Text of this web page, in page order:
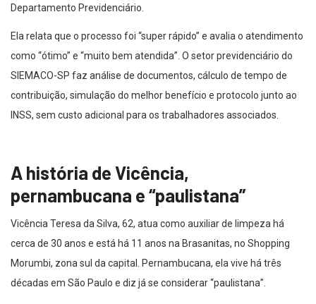
Departamento Previdenciário.
Ela relata que o processo foi “super rápido” e avalia o atendimento
como “ótimo” e “muito bem atendida”. O setor previdenciário do
SIEMACO-SP faz análise de documentos, cálculo de tempo de
contribuição, simulação do melhor benefício e protocolo junto ao
INSS, sem custo adicional para os trabalhadores associados.
A história de Vicência,
pernambucana e “paulistana”
Vicência Teresa da Silva, 62, atua como auxiliar de limpeza há
cerca de 30 anos e está há 11 anos na Brasanitas, no Shopping
Morumbi, zona sul da capital. Pernambucana, ela vive há três
décadas em São Paulo e diz já se considerar “paulistana”.